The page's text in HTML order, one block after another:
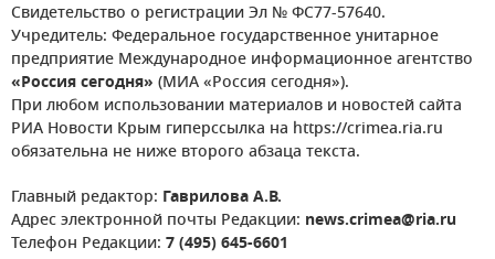
Свидетельство о регистрации Эл № ФС77-57640.
Учредитель: Федеральное государственное унитарное
предприятие Международное информационное агентство
«Россия сегодня» (МИА «Россия сегодня»).
При любом использовании материалов и новостей сайта
РИА Новости Крым гиперссылка на https://crimea.ria.ru
обязательна не ниже второго абзаца текста.
Главный редактор: Гаврилова А.В.
Адрес электронной почты Редакции: news.crimea@ria.ru
Телефон Редакции: 7 (495) 645-6601